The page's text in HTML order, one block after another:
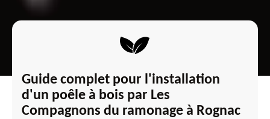
Guide complet pour l'installation
d'un poêle à bois par Les
Compagnons du ramonage à Rognac